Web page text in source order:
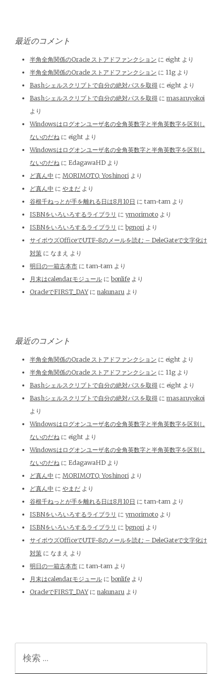
最近のコメント
半角全角関係のOracle ストアドファンクション に eight より
半角全角関係のOracle ストアドファンクション に 11g より
Bashシェルスクリプトで自分の絶対パスを取得 に eight より
Bashシェルスクリプトで自分の絶対パスを取得 に masaruyokoi
より
Windowsはログオンユーザ名の全角英数字と半角英数字を区別し
ないのだね に eight より
Windowsはログオンユーザ名の全角英数字と半角英数字を区別し
ないのだね に EdagawaHD より
ど真ん中 に MORIMOTO, Yoshinori より
ど真ん中 に やまだ より
谷根千ねっとが手を離れる日は8月10日 に tam-tam より
ISBNをいろいろするライブラリ に ymorimoto より
ISBNをいろいろするライブラリ に bgnori より
サイボウズOfficeでUTF-8のメールを読む – DeleGateで文字化け
対策 に なまえ より
明日の一箱古本市 に tam-tam より
月末はcalendarモジュール に bonlife より
OracleでFIRST_DAYに nakunaru より
最近のコメント
半角全角関係のOracle ストアドファンクション に eight より
半角全角関係のOracle ストアドファンクション に 11g より
Bashシェルスクリプトで自分の絶対パスを取得 に eight より
Bashシェルスクリプトで自分の絶対パスを取得 に masaruyokoi
より
Windowsはログオンユーザ名の全角英数字と半角英数字を区別し
ないのだね に eight より
Windowsはログオンユーザ名の全角英数字と半角英数字を区別し
ないのだね に EdagawaHD より
ど真ん中 に MORIMOTO, Yoshinori より
ど真ん中 に やまだ より
谷根千ねっとが手を離れる日は8月10日 に tam-tam より
ISBNをいろいろするライブラリ に ymorimoto より
ISBNをいろいろするライブラリ に bgnori より
サイボウズOfficeでUTF-8のメールを読む – DeleGateで文字化け
対策 に なまえ より
明日の一箱古本市 に tam-tam より
月末はcalendarモジュール に bonlife より
OracleでFIRST_DAYに nakunaru より